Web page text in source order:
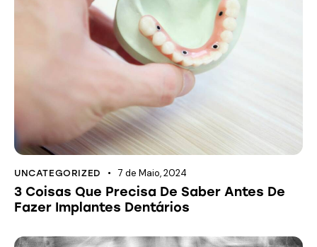
UNCATEGORIZED 7 de Maio, 2024
3 Coisas Que Precisa De Saber Antes De
Fazer Implantes Dentários